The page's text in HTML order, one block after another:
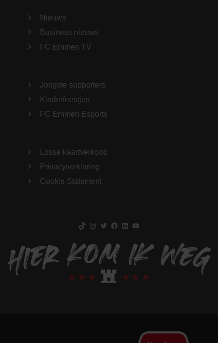
Nieuws
Business nieuws
FC Emmen TV
Jongste supporters
Kinderfeestjes
FC Emmen Esports
Losse kaartverkoop
Privacyverklaring
Cookie Statement